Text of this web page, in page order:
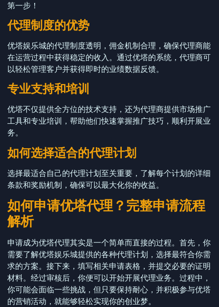
第一步！
代理制度的优势
优塔娱乐城的代理制度透明，佣金机制合理，确保代理商能
在运营过程中获得稳定的收入。通过优塔的系统，代理商可
以轻松管理客户并获得即时的业绩数据反馈。
专业支持和培训
优塔不仅提供全方位的技术支持，还为代理商提供市场推广
工具和专业培训，帮助他们快速掌握推广技巧，顺利开展业
务。
如何选择适合的代理计划
选择最适合自己的代理计划至关重要，了解每个计划的详细
条款和奖励机制，确保可以最大化你的收益。
如何申请优塔代理？完整申请流程
解析
申请成为优塔代理其实是一个简单而直接的过程。首先，你
需要了解优塔娱乐城提供的各种代理计划，选择最符合你需
求的方案。接下来，填写相关申请表格，并提交必要的证明
材料。经过审核后，你便可以开始开展代理业务。过程中，
你可能会面临一些挑战，但只要保持耐心，并积极参与优塔
的营销活动，就能够轻松实现你的创业梦。